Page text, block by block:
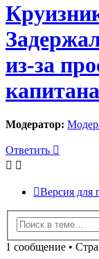
из-за
Модератор:
Ответить
Версия для
1 сообщение •